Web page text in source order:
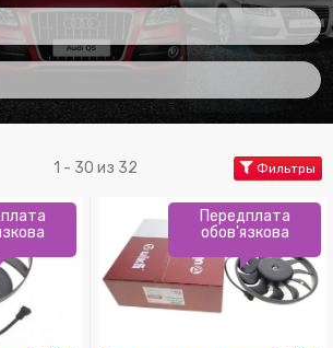
1 - 30 из 32 Фильтры
Передплата
обов'язкова